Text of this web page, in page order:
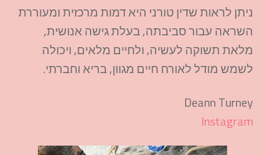
ניתןלראותשדיןטורניהיאדמותמרכזיתומעוררת
השראהעבורסביבתה,בעלתגישהאנושית,
מלאתתשוקהלעשיה,ולחייםמלאים,ויכולה
לשמשמודללאורחחייםמגוון,בריאוחברתי.
DeannTurney
Instagram